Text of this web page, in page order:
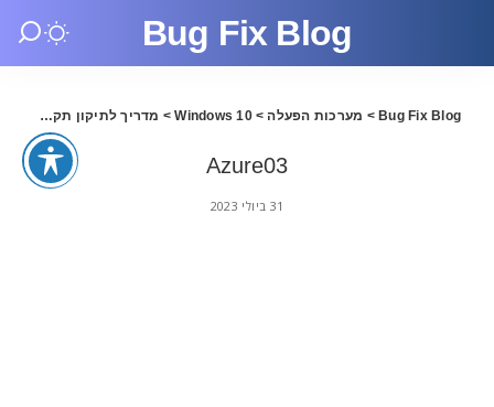
Bug Fix Blog
Bug Fix Blog
> מערכות הפעלה >
Windows 10
> מדריך לתיקון תקלה 80180002 בווינדוס
Azure03
31 ביולי 2023